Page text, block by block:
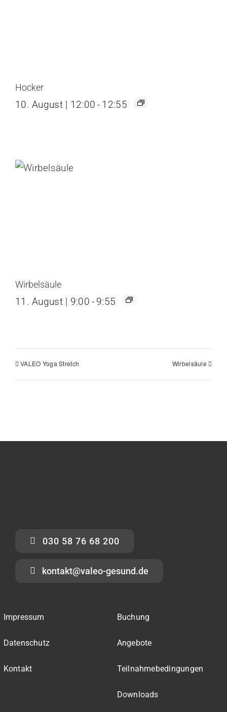
Hocker
10. August | 12:00 - 12:55
Wirbelsäule
11. August | 9:00 - 9:55
VALEO Yoga Stretch Wirbelsäule
030 58 76 68 200
kontakt@valeo-gesund.de
Impressum
Datenschutz
Kontakt
Buchung
Angebote
Teilnahmebedingungen
Downloads